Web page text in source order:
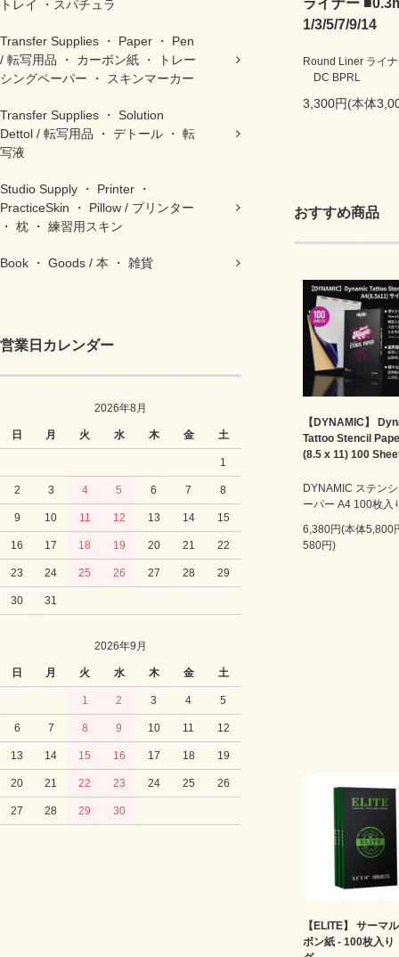
トレイ ・スパチュラ
Transfer Supplies ・ Paper ・ Pen
/ 転写用品 ・ カーボン紙 ・ トレー
シングペーパー ・ スキンマーカー
Transfer Supplies ・ Solution
Dettol / 転写用品 ・ デトール ・ 転
写液
Studio Supply ・ Printer ・
PracticeSkin ・ Pillow / プリンター
・ 枕 ・ 練習用スキン
Book ・ Goods / 本 ・ 雑貨
営業日カレンダー
2026年8月
日 月 火 水 木 金 土
1
2 3 4 5 6 7 8
9 10 11 12 13 14 15
16 17 18 19 20 21 22
23 24 25 26 27 28 29
30 31
2026年9月
日 月 火 水 木 金 土
1 2 3 4 5
6 7 8 9 10 11 12
13 14 15 16 17 18 19
20 21 22 23 24 25 26
27 28 29 30
1/3/5/7/9/14
Round Liner ライ
DC BPRL
3,300円(本体
おすすめ商品
【DYNAMIC】
Tattoo Stencil
(8.5 x 11) 100
DYNAMIC ステン
ーパー A4 100枚入
6,380円(本体5,800
580円)
【ELITE】 サーマ
ボン紙 - 100枚入り